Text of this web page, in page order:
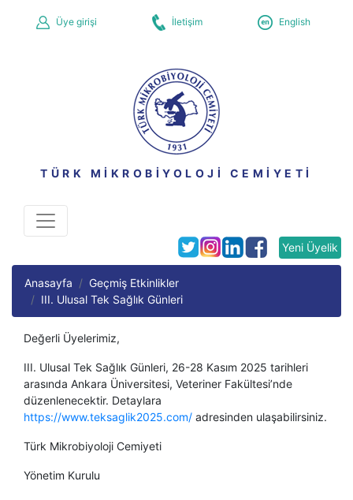
Üye girişi İletişim English
TÜRK MİKROBİYOLOJİ CEMİYETİ
Yeni Üyelik
Anasayfa
Geçmiş Etkinlikler
III. Ulusal Tek Sağlık Günleri
Değerli Üyelerimiz,
III. Ulusal Tek Sağlık Günleri, 26-28 Kasım 2025 tarihleri
arasında Ankara Üniversitesi, Veteriner Fakültesi’nde
düzenlenecektir. Detaylara
https://www.teksaglik2025.com/ adresinden ulaşabilirsiniz.
Türk Mikrobiyoloji Cemiyeti
Yönetim Kurulu